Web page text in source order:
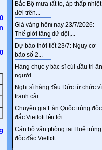
Công ty sản sản xuất chíp
lớn nhất thế giới muốn lập
cứ điểm tại Việt Nam
Giáo viên nghỉ hưu trước
tuổi : Điều kiện, quyền lợi
như thế nào ?
Gần 30 tấn vàng ở Tây Bắc
chỉ là một phần kho vàng
ngầm tại Việt Nam
Tổng hợp văn bản sát nhập
xã, huyện đến 2030
Chi tiết tên gọi 126 xã,
Bắc Bộ mưa rất to, áp thấp nhiệt
đới trên...
Giá vàng hôm nay 23/7/2026:
Thế giới tăng dữ dội,...
Dự báo thời tiết 23/7: Nguy cơ
bão số 2...
Hàng chục y bác sĩ cúi đầu tri ân
người...
Nghị sĩ hàng đầu Đức từ chức vì
tranh cãi...
Chuyên gia Hàn Quốc trúng độc
đắc Vietlott lên tới...
Cán bộ văn phòng tại Huế trúng
độc đắc Vietlott...